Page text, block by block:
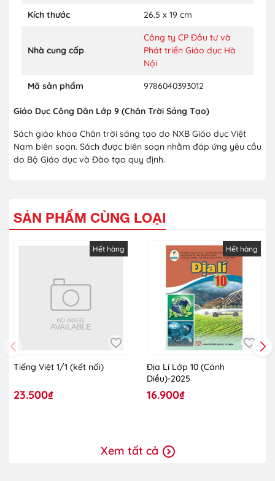
Kích thước 26.5 x 19 cm
Nhà cung cấp
Công ty CP Đầu tư và
Phát triển Giáo dục Hà
Nội
Mã sản phẩm 9786040393012
Giáo Dục Công Dân Lớp 9 (Chân Trời Sáng Tạo)
Sách giáo khoa Chân trời sáng tạo do NXB Giáo dục Việt
Nam biên soạn. Sách được biên soạn nhằm đáp ứng yêu cầu
do Bộ Giáo dục và Đào tạo quy định.
SẢN PHẨM CÙNG LOẠI
Hết hàng
Tiếng Việt 1/1 (kết nối)
23.500₫
Hết hàng
Địa Lí Lớp 10 (Cánh
Diều)-2025
16.900₫
Xem tất cả